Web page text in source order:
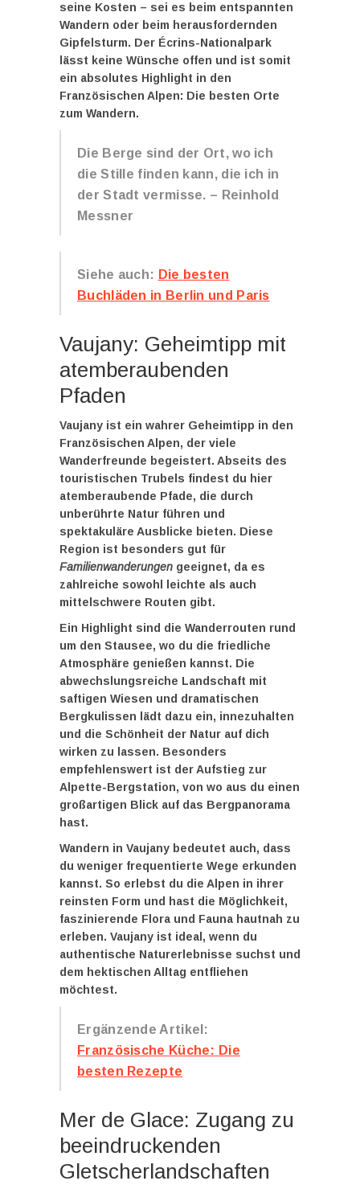
seine Kosten – sei es beim entspannten
Wandern oder beim herausfordernden
Gipfelsturm. Der Écrins-Nationalpark
lässt keine Wünsche offen und ist somit
ein absolutes Highlight in den
Französischen Alpen: Die besten Orte
zum Wandern.
Die Berge sind der Ort, wo ich
die Stille finden kann, die ich in
der Stadt vermisse. – Reinhold
Messner
Siehe auch: Die besten
Buchläden in Berlin und Paris
Vaujany: Geheimtipp mit
atemberaubenden
Pfaden
Vaujany ist ein wahrer Geheimtipp in den
Französischen Alpen, der viele
Wanderfreunde begeistert. Abseits des
touristischen Trubels findest du hier
atemberaubende Pfade, die durch
unberührte Natur führen und
spektakuläre Ausblicke bieten. Diese
Region ist besonders gut für
Familienwanderungen geeignet, da es
zahlreiche sowohl leichte als auch
mittelschwere Routen gibt.
Ein Highlight sind die Wanderrouten rund
um den Stausee, wo du die friedliche
Atmosphäre genießen kannst. Die
abwechslungsreiche Landschaft mit
saftigen Wiesen und dramatischen
Bergkulissen lädt dazu ein, innezuhalten
und die Schönheit der Natur auf dich
wirken zu lassen. Besonders
empfehlenswert ist der Aufstieg zur
Alpette-Bergstation, von wo aus du einen
großartigen Blick auf das Bergpanorama
hast.
Wandern in Vaujany bedeutet auch, dass
du weniger frequentierte Wege erkunden
kannst. So erlebst du die Alpen in ihrer
reinsten Form und hast die Möglichkeit,
faszinierende Flora und Fauna hautnah zu
erleben. Vaujany ist ideal, wenn du
authentische Naturerlebnisse suchst und
dem hektischen Alltag entfliehen
möchtest.
Ergänzende Artikel:
Französische Küche: Die
besten Rezepte
Mer de Glace: Zugang zu
beeindruckenden
Gletscherlandschaften